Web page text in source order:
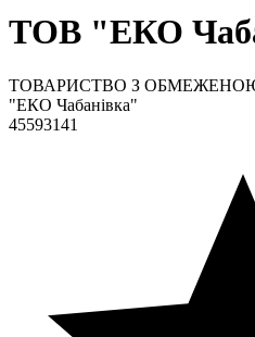
ТОВ "ЕКО
ТОВАРИСТВО З
"ЕКО Чабанівка"
45593141